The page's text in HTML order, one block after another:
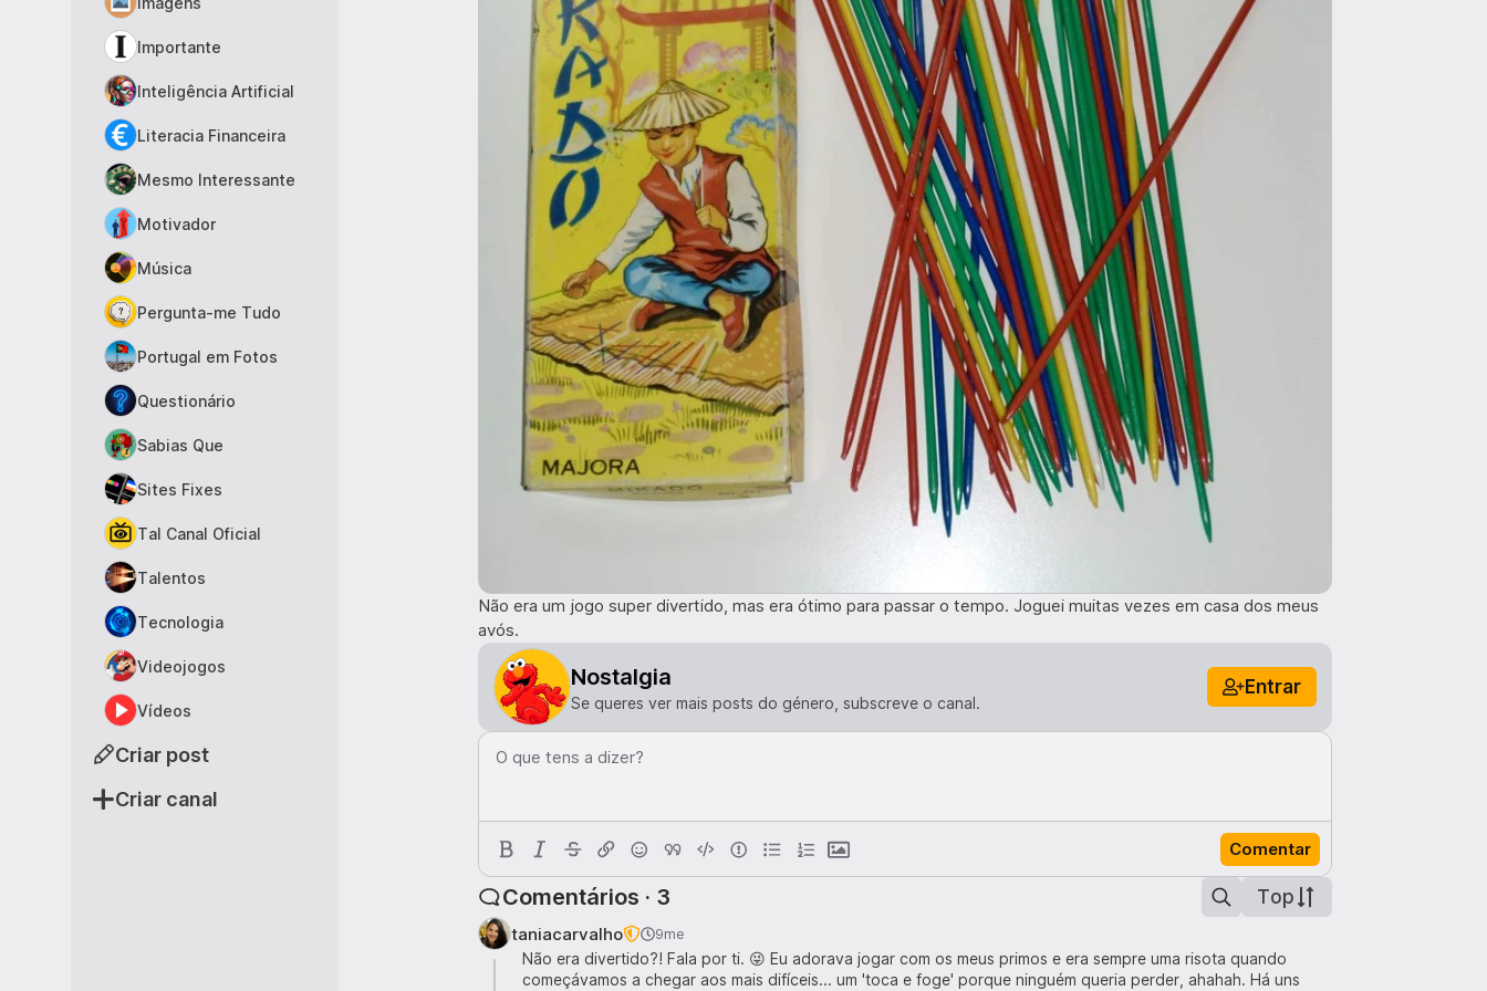
Criar canal
Criar post
Importante
Inteligência Artificial
Literacia Financeira
Mesmo Interessante
Motivador
Música
Pergunta-me Tudo
Portugal em Fotos
Questionário
Sabias Que
Sites Fixes
Tal Canal Oficial
Talentos
Tecnologia
Videojogos
Vídeos
Não era um jogo super divertido, mas era ótimo para passar o tempo. Joguei muitas vezes em casa dos meus
avós.
Nostalgia
Se queres ver mais posts do género, subscreve o canal.
Entrar
O que tens a dizer?
Comentar
Comentários · 3 Top
taniacarvalho 9me
Não era divertido?! Fala por ti. 😜 Eu adorava jogar com os meus primos e era sempre uma risota quando
começávamos a chegar aos mais difíceis... um 'toca e foge' porque ninguém queria perder, ahahah. Há uns